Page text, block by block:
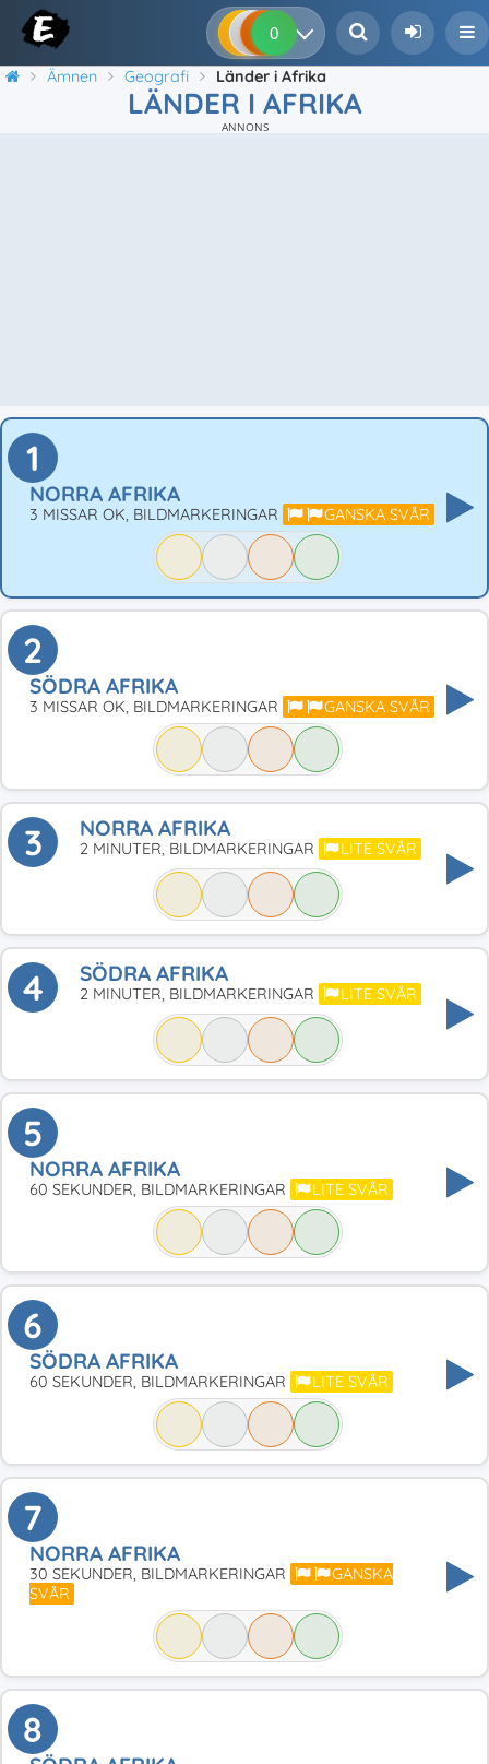
0 0 0
Ämnen Geografi Länder i Afrika
LÄNDER I AFRIKA
ANNONS
1
NORRA AFRIKA
3 MISSAR OK, BILDMARKERINGAR GANSKA SVÅR
2
SÖDRA AFRIKA
3 MISSAR OK, BILDMARKERINGAR GANSKA SVÅR
3 NORRA AFRIKA
2 MINUTER, BILDMARKERINGAR LITE SVÅR
4 SÖDRA AFRIKA
2 MINUTER, BILDMARKERINGAR LITE SVÅR
5
NORRA AFRIKA
60 SEKUNDER, BILDMARKERINGAR LITE SVÅR
6
SÖDRA AFRIKA
60 SEKUNDER, BILDMARKERINGAR LITE SVÅR
7
NORRA AFRIKA
30 SEKUNDER, BILDMARKERINGAR
GANSKA
SVÅR
8